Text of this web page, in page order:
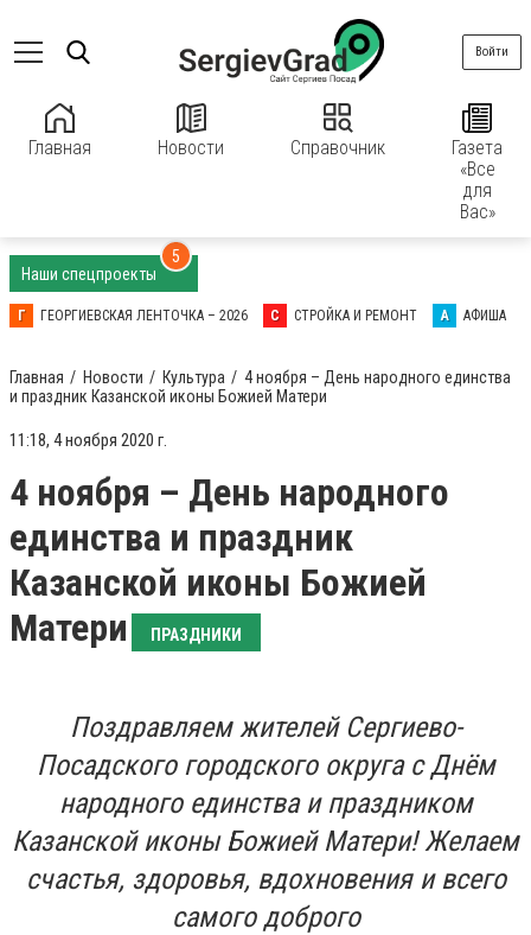
Главная Новости Справочник
Газета
«Все
для
Вас»
Войти
Наши спецпроекты
5
Г ГЕОРГИЕВСКАЯ ЛЕНТОЧКА – 2026 С СТРОЙКА И РЕМОНТ А АФИША
Главная Новости Культура
4 ноября – День народного единства
и праздник Казанской иконы Божией Матери
11:18, 4 ноября 2020 г.
4 ноября – День народного
единства и праздник
Казанской иконы Божией
Матери
ПРАЗДНИКИ
Поздравляем жителей Сергиево-
Посадского городского округа с Днём
народного единства и праздником
Казанской иконы Божией Матери! Желаем
счастья, здоровья, вдохновения и всего
самого доброго